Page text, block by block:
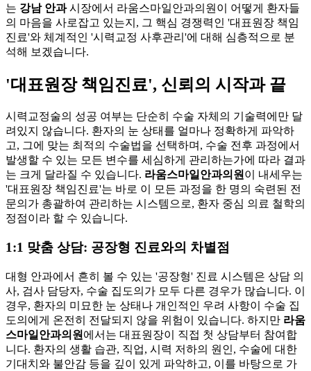
는 강남 안과시장에서 라움스마일안과의원이 어떻게 환자들
의 마음을 사로잡고 있는지, 그 핵심 경쟁력인 '대표원장 책임
진료'와 체계적인 '시력교정 사후관리'에 대해 심층적으로 분
석해 보겠습니다.
'대표원장 책임진료', 신뢰의 시작과 끝
시력교정술의 성공 여부는 단순히 수술 자체의 기술력에만 달
려있지 않습니다. 환자의 눈 상태를 얼마나 정확하게 파악하
고, 그에 맞는 최적의 수술법을 선택하며, 수술 전후 과정에서
발생할 수 있는 모든 변수를 세심하게 관리하는가에 따라 결과
는 크게 달라질 수 있습니다. 라움스마일안과의원 이 내세우는
'대표원장 책임진료'는 바로 이 모든 과정을 한 명의 숙련된 전
문의가 총괄하여 관리하는 시스템으로, 환자 중심 의료 철학의
정점이라 할 수 있습니다.
1:1 맞춤 상담: 공장형 진료와의 차별점
대형 안과에서 흔히 볼 수 있는 '공장형' 진료 시스템은 상담 의
사, 검사 담당자, 수술 집도의가 모두 다른 경우가 많습니다. 이
경우, 환자의 미묘한 눈 상태나 개인적인 우려 사항이 수술 집
도의에게 온전히 전달되지 않을 위험이 있습니다. 하지만 라움
스마일안과의원 에서는 대표원장이 직접 첫 상담부터 참여합
니다. 환자의 생활 습관, 직업, 시력 저하의 원인, 수술에 대한
기대치와 불안감 등을 깊이 있게 파악하고, 이를 바탕으로 가